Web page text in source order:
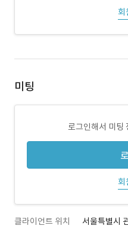
회
미팅
로그인해서 미팅
회
클라이언트 위치 서울특별시